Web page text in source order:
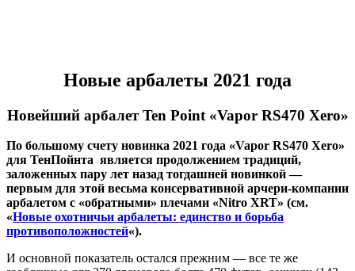
Новые арбалеты 2021 года
Новейший арбалет Ten Point «Vapor RS470 Xero»
По большому счету новинка 2021 года «Vapor RS470 Xero»
для ТенПойнта является продолжением традиций,
заложенных пару лет назад тогдашней новинкой —
первым для этой весьма консервативной арчери-компании
арбалетом с «обратными» плечами «Nitro XRT» (см.
«Новые охотничьи арбалеты: единство и борьба
противоположностей«).
И основной показатель остался прежним — все те же